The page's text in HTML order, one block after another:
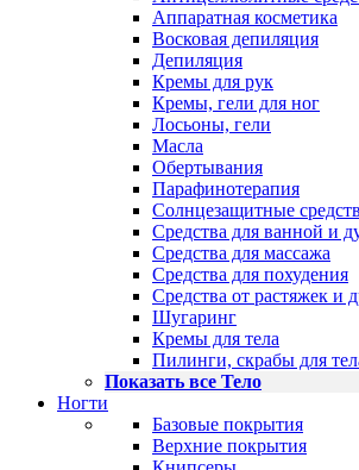
Аппаратная косметика
Восковая депиляция
Депиляция
Кремы для рук
Кремы, гели для ног
Лосьоны, гели
Масла
Обертывания
Парафинотерапия
Солнцезащитные
Средства для ванной и
Средства для массажа
Средства для похудения
Средства от растяжек и
Шугаринг
Кремы для тела
Пилинги, скрабы для
Показать все Тело
Ногти
Базовые покрытия
Верхние покрытия